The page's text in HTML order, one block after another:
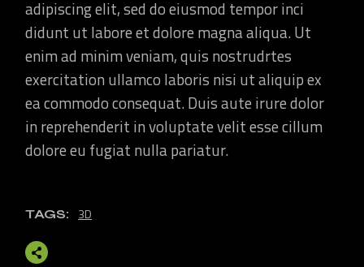
adipiscing elit, sed do eiusmod tempor inci
didunt ut labore et dolore magna aliqua. Ut
enim ad minim veniam, quis nostrudrtes
exercitation ullamco laboris nisi ut aliquip ex
ea commodo consequat. Duis aute irure dolor
in reprehenderit in voluptate velit esse cillum
dolore eu fugiat nulla pariatur.
TAGS: 3D